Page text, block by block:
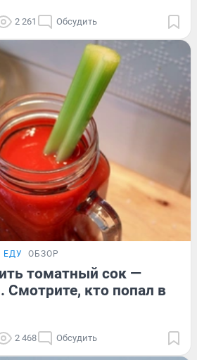
2 261 Обсудить
ЕДУ ОБЗОР
томатный сок —
Смотрите, кто попал в
2 468 Обсудить